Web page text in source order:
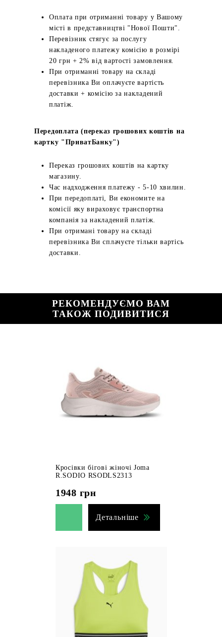
Оплата при отриманні товару у Вашому
місті в представництві "Нової Пошти".
Перевізник стягує за послугу
накладеного платежу комісію в розмірі
20 грн + 2% від вартості замовлення.
При отриманні товару на складі
перевізника Ви оплачуєте вартість
доставки + комісію за накладений
платіж.
Передоплата (переказ грошових коштів на
картку "ПриватБанку")
Переказ грошових коштів на картку
магазину.
Час надходження платежу - 5-10 хвилин.
При передоплаті, Ви економите на
комісії яку вираховує транспортна
компанія за накладений платіж.
При отримані товару на складі
перевізника Ви сплачуєте тільки вартісь
доставки.
РЕКОМЕНДУЄМО ВАМ
ТАКОЖ ПОДИВИТИСЯ
Кросівки бігові жіночі Joma
R.SODIO RSODLS2313
1948 грн
Детальніше